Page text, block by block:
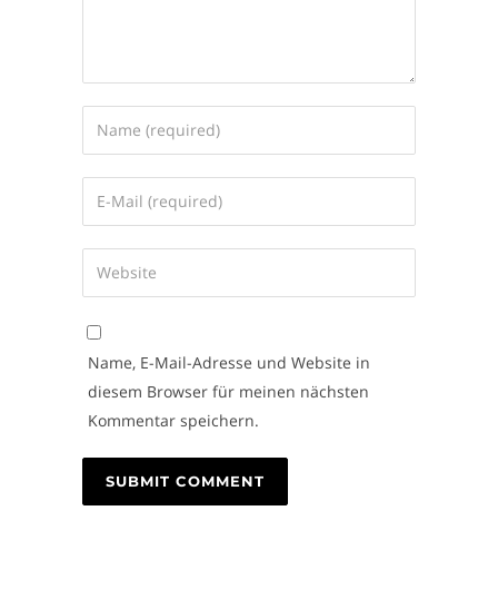
Name, E-Mail-Adresse und Website in
diesem Browser für meinen nächsten
Kommentar speichern.